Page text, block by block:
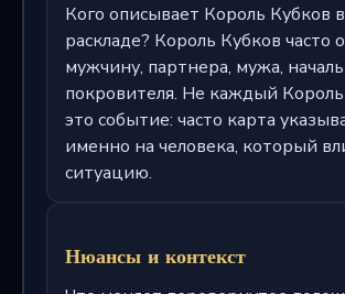
Кого описывает Король Кубков в
раскладе? Король Кубков часто
мужчину, партнера, мужа,
покровителя. Не каждый
это событие: часто карта
именно на человека, который
ситуацию.
Нюансы и контекст